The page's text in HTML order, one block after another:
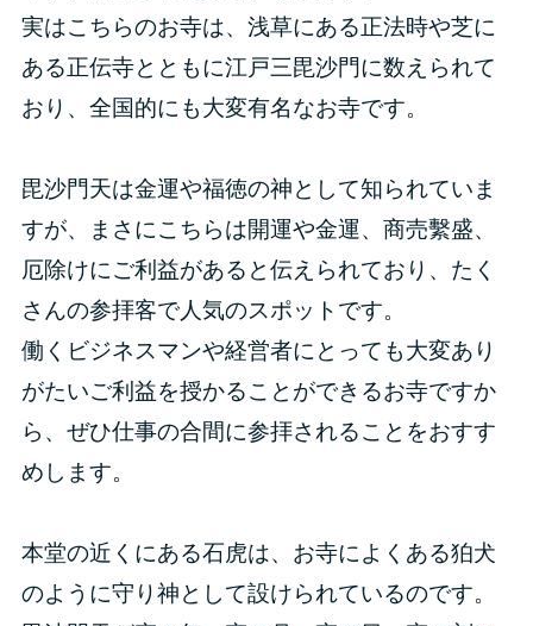
実はこちらのお寺は、浅草にある正法時や芝に
ある正伝寺とともに江戸三毘沙門に数えられて
おり、全国的にも大変有名なお寺です。
毘沙門天は金運や福徳の神として知られていま
すが、まさにこちらは開運や金運、商売繫盛、
厄除けにご利益があると伝えられており、たく
さんの参拝客で人気のスポットです。
働くビジネスマンや経営者にとっても大変あり
がたいご利益を授かることができるお寺ですか
ら、ぜひ仕事の合間に参拝されることをおすす
めします。
本堂の近くにある石虎は、お寺によくある狛犬
のように守り神として設けられているのです。